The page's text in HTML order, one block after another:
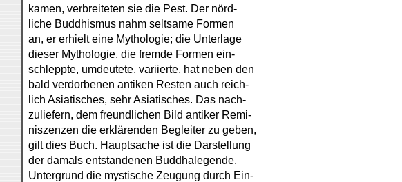
kamen, verbreiteten sie die Pest. Der nörd-
liche Buddhismus nahm seltsame Formen
an, er erhielt eine Mythologie; die Unterlage
dieser Mythologie, die fremde Formen ein-
schleppte, umdeutete, variierte, hat neben den
bald verdorbenen antiken Resten auch reich-
lich Asiatisches, sehr Asiatisches. Das nach-
zuliefern, dem freundlichen Bild antiker Remi-
niszenzen die erklärenden Begleiter zu geben,
gilt dies Buch. Hauptsache ist die Darstellung
der damals entstandenen Buddhalegende,
Untergrund die mystische Zeugung durch Ein-